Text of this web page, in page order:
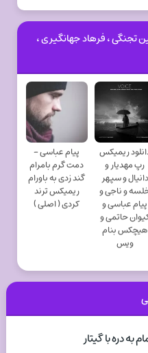
تجنگی ، فرهاد جهانگیری ،
ریمیکس
رپ مهدیار و
دانیال و سپهر
و ناجی و
پیام عباسی و
حاتمی و
هیچکس بنام
ویس
پیام عباسی -
دمت گرم بامرام
گند زدی به باورام
ریمیکس ترند
کردی ( اصلی )
دره با گیتار